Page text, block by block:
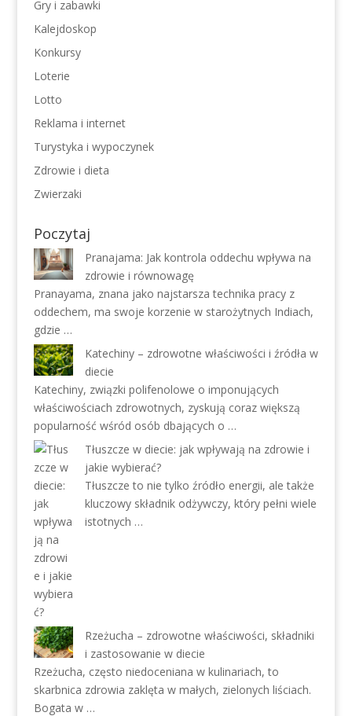
Gry i zabawki
Kalejdoskop
Konkursy
Loterie
Lotto
Reklama i internet
Turystyka i wypoczynek
Zdrowie i dieta
Zwierzaki
Poczytaj
Pranajama: Jak kontrola oddechu wpływa na
zdrowie i równowagę
Pranayama, znana jako najstarsza technika pracy z
oddechem, ma swoje korzenie w starożytnych Indiach,
gdzie …
Katechiny – zdrowotne właściwości i źródła w
diecie
Katechiny, związki polifenolowe o imponujących
właściwościach zdrowotnych, zyskują coraz większą
popularność wśród osób dbających o …
Tłuszcze w diecie: jak wpływają na zdrowie i
jakie wybierać?
Tłuszcze to nie tylko źródło energii, ale także
kluczowy składnik odżywczy, który pełni wiele
istotnych …
Rzeżucha – zdrowotne właściwości, składniki
i zastosowanie w diecie
Rzeżucha, często niedoceniana w kulinariach, to
skarbnica zdrowia zaklęta w małych, zielonych liściach.
Bogata w …